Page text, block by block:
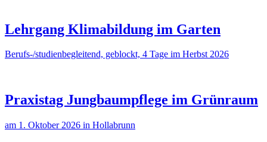
Lehrgang Klimabildung im Garten
Berufs-/studienbegleitend, geblockt, 4 Tage im Herbst 2026
Praxistag Jungbaumpflege im Grünraum
am 1. Oktober 2026 in Hollabrunn